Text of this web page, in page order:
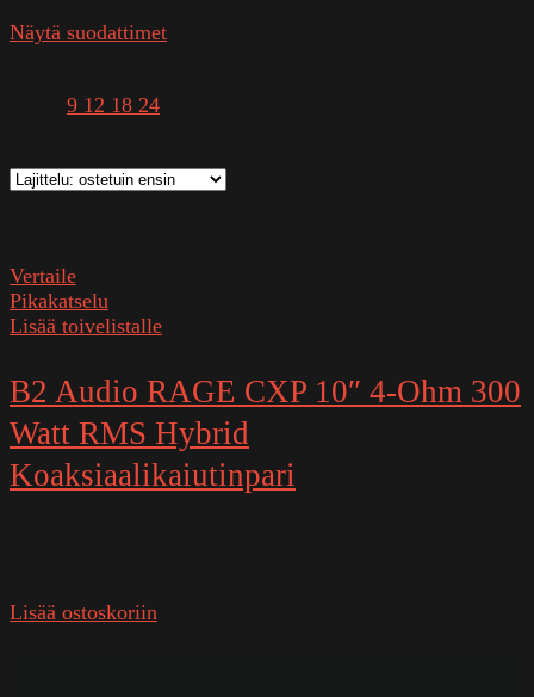
Näytä suodattimet
9 12 18 24
Vertaile
Pikakatselu
Lisää toivelistalle
B2 Audio RAGE CXP 10″ 4-Ohm 300
Watt RMS Hybrid
Koaksiaalikaiutinpari
Lisää ostoskoriin